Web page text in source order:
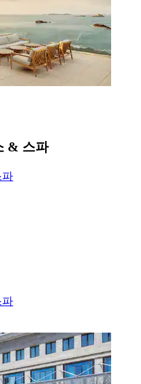
& 스파
파
파